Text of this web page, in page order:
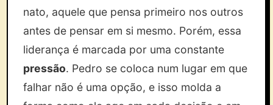
nato, aquele que pensa primeiro nos outros
antes de pensar em si mesmo. Porém, essa
liderança é marcada por uma constante
pressão. Pedro se coloca num lugar em que
falhar não é uma opção, e isso molda a